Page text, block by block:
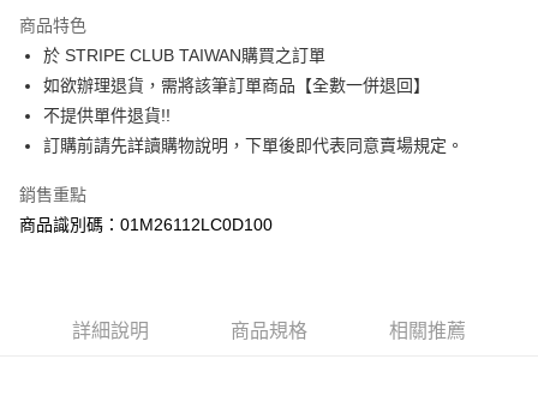
臺灣中小企業銀行
匯豐（台灣）商業銀行
華泰商業銀行
聯邦商業銀行
遠東國際商業銀行
元大商業銀行
玉山商業銀行
星展（台灣）商業銀行
台灣樂天信用卡公司
Apple Pay
街口支付
悠遊付
大哥付你分期
相關說明
流程，驗證手機門號後，選擇欲分期的期數、繳款截止日，確認付款後即完
【關於「AFTEE先享後付」】
商品特色
於 STRIPE CLUB TAIWAN購買之訂單
如欲辦理退貨，需將該筆訂單商品【全數一併退回】
不提供單件退貨!!
訂購前請先詳讀購物說明，下單後即代表同意賣場規定。
銷售重點
商品識別碼：01M26112LC0D100
詳細說明 商品規格 相關推薦